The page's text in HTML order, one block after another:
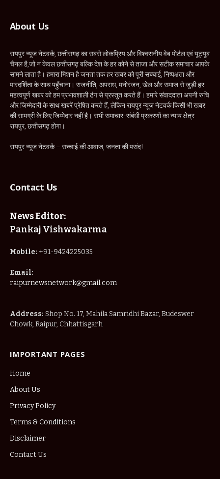
About Us
रायपुर न्यूज नेटवर्क, छत्तीसगढ़ का सबसे लोकप्रिय और विश्वसनीय वेब पोर्टल एवं यूट्यूब
चैनल है,जो न केवल छत्तीसगढ़ बल्कि देश के हर कोने से ताजा और सटीक समाचार आपके
सामने लाता है। हमारा मिशन है जनता तक हर खबर को पूरी सच्चाई, निष्पक्षता और
पारदर्शिता के साथ पहुँचाना। राजनीति, अपराध, मनोरंजन, खेल और समाज से जुड़ी हर
महत्वपूर्ण खबर को हम प्रभावशाली ढंग से प्रस्तुत करते हैं। हमारे संवाददाता अपनी रुचि
और जिम्मेदारी के साथ खबरें प्रेषित करते हैं, लेकिन रायपुर न्यूज नेटवर्क किसी भी खबर
की सामग्री के लिए जिम्मेदार नहीं है। सभी समाचार-संबंधी प्रकरणों का न्याय क्षेत्र
रायपुर, छत्तीसगढ़ होगा।
रायपुर न्यूज नेटवर्क – सच्चाई की आवाज, जनता की पसंद!
Contact Us
News Editor:
Pankaj Vishwakarma
Mobile: +91-9424225035
Email:
raipurnewsnetwork@gmail.com
Address: Shop No. 17, Mahila Samridhi Bazar, Budeswer
Chowk, Raipur, Chhattisgarh
IMPORTANT PAGES
Home
About Us
Privacy Policy
Terms & Conditions
Disclaimer
Contact Us